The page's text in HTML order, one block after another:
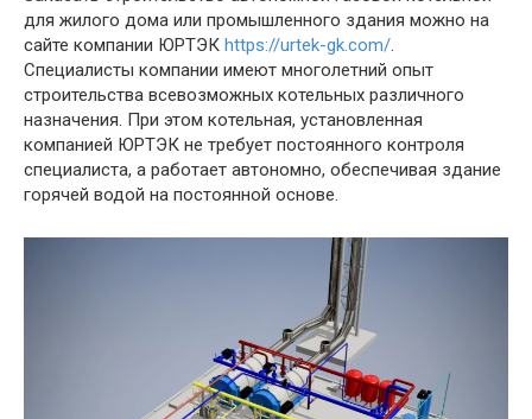
для жилого дома или промышленного здания можно на
сайте компании ЮРТЭК https://urtek-gk.com/.
Специалисты компании имеют многолетний опыт
строительства всевозможных котельных различного
назначения. При этом котельная, установленная
компанией ЮРТЭК не требует постоянного контроля
специалиста, а работает автономно, обеспечивая здание
горячей водой на постоянной основе.